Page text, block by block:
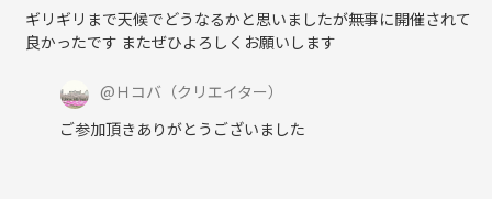
ギリギリまで天候でどうなるかと思いましたが無事に開催されて
良かったです またぜひよろしくお願いします
@ Ｈコバ （クリエイター）
ご参加頂きありがとうございました